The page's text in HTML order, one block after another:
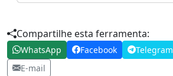
Compartilhe esta ferramenta:
WhatsApp Facebook Telegram
E-mail